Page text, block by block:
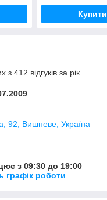
Купити
з 412 відгуків за рік
92, Вишневе, Україна
з 09:30 до 19:00
графік роботи